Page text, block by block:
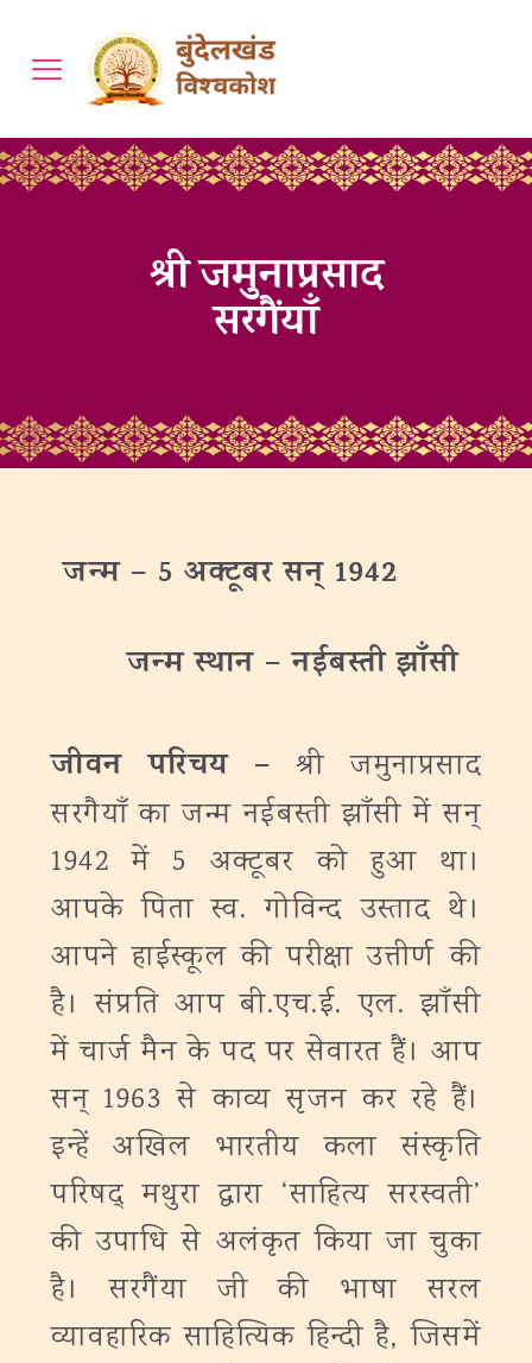
श्री जमुनाप्रसाद
सरगैंयाँ
जन्‍म – 5 अक्टूबर सन् 1942
जन्‍मस्थान – नईबस्ती झाँसी
जीवन परिचय –श्री जमुनाप्रसाद
सरगैयाँ का जन्म नईबस्ती झाँसी में सन्
1942 में 5 अक्टूबर को हुआ था।
आपके पिता स्व. गोविन्द उस्ताद थे।
आपने हाईस्कूल की परीक्षा उत्तीर्ण की
है। संप्रति आप बी.एच.ई. एल. झाँसी
में चार्ज मैन के पद पर सेवारत हैं। आप
सन् 1963 से काव्य सृजन कर रहे हैं।
इन्हें अखिल भारतीय कला संस्कृति
परिषद् मथुरा द्वारा ‘साहित्य सरस्वती’
की उपाधि से अलंकृत किया जा चुका
है।सरगैंया जी की भाषा सरल
व्यावहारिक साहित्यिक हिन्दी है, जिसमें